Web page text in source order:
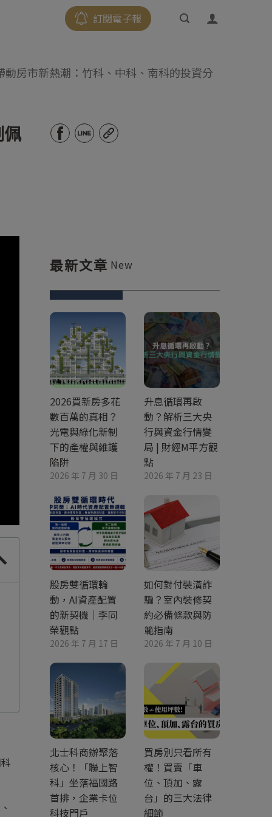
訂閱電子報
動房市新熱潮：竹科、中科、南科的投資分
最新文章 New
2026買新房多花
數百萬的真相？
光電與綠化新制
下的產權與維護
陷阱
2026 年 7 月 30 日
升息循環再啟
動？解析三大央
行與資金行情變
局 | 財經M平方觀
點
2026 年 7 月 23 日
股房雙循環輪
動，AI資產配置
的新契機｜李同
榮觀點
2026 年 7 月 17 日
如何對付裝潢詐
騙？室內裝修契
約必備條款與防
範指南
2026 年 7 月 10 日
北士科商辦聚落
核心！「聯上智
科」坐落福國路
首排，企業卡位
科技門戶
買房別只看所有
權！買賣「車
位、頂加、露
台」的三大法律
細節